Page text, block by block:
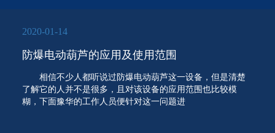
2020-01-14
防爆电动葫芦的应用及使用范围
相信不少人都听说过防爆电动葫芦这一设备，但是清楚
了解它的人并不是很多，且对该设备的应用范围也比较模
糊，下面豫华的工作人员便针对这一问题进